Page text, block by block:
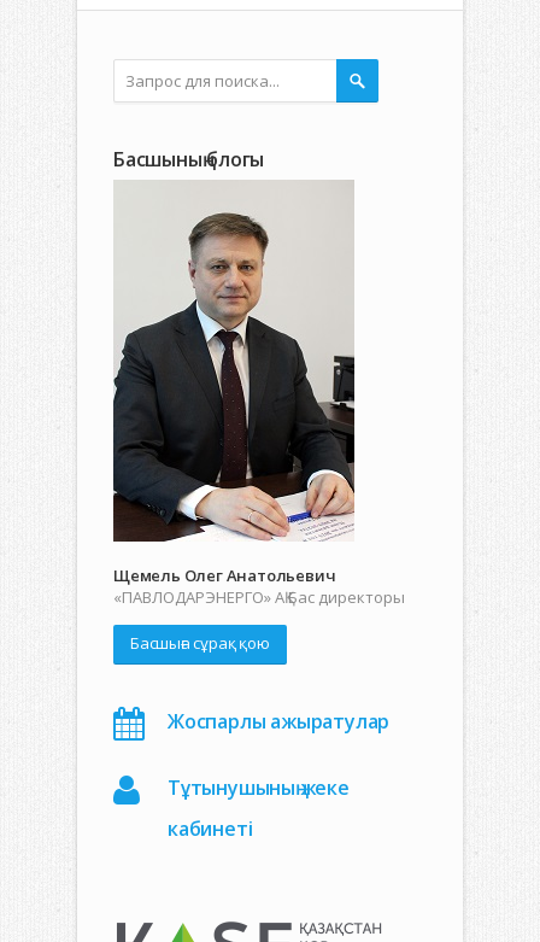
Басшының блогы
Щемель Олег Анатольевич
«ПАВЛОДАРЭНЕРГО» АҚ Бас директоры
Басшыға сұрақ қою
Жоспарлы ажыратулар
Тұтынушының жеке
кабинеті